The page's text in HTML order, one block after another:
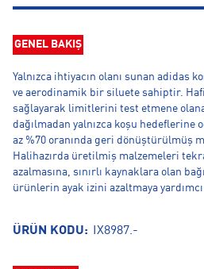
GENEL BAKIŞ
Yalnızca ihtiyacın olanı sunan adidas
ve aerodinamik bir siluete sahiptir.
sağlayarak limitlerini test etmene
dağılmadan yalnızca koşu
az %70 oranında geri dönüştürülmüş
Halihazırda üretilmiş malzemeleri
azalmasına, sınırlı kaynaklara olan
ürünlerin ayak izini azaltmaya
ÜRÜN KODU: IX8987.-